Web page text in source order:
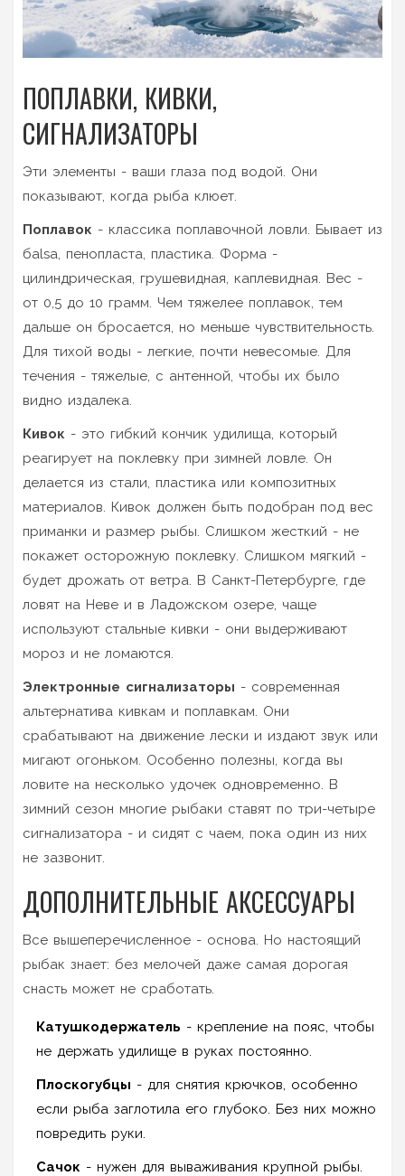
ПОПЛАВКИ, КИВКИ,
СИГНАЛИЗАТОРЫ
Эти элементы - ваши глаза под водой. Они
показывают, когда рыба клюет.
Поплавок - классика поплавочной ловли. Бывает из
бalsa, пенопласта, пластика. Форма -
цилиндрическая, грушевидная, каплевидная. Вес -
от 0,5 до 10 грамм. Чем тяжелее поплавок, тем
дальше он бросается, но меньше чувствительность.
Для тихой воды - легкие, почти невесомые. Для
течения - тяжелые, с антенной, чтобы их было
видно издалека.
Кивок - это гибкий кончик удилища, который
реагирует на поклевку при зимней ловле. Он
делается из стали, пластика или композитных
материалов. Кивок должен быть подобран под вес
приманки и размер рыбы. Слишком жесткий - не
покажет осторожную поклевку. Слишком мягкий -
будет дрожать от ветра. В Санкт-Петербурге, где
ловят на Неве и в Ладожском озере, чаще
используют стальные кивки - они выдерживают
мороз и не ломаются.
Электронные сигнализаторы - современная
альтернатива кивкам и поплавкам. Они
срабатывают на движение лески и издают звук или
мигают огоньком. Особенно полезны, когда вы
ловите на несколько удочек одновременно. В
зимний сезон многие рыбаки ставят по три-четыре
сигнализатора - и сидят с чаем, пока один из них
не зазвонит.
ДОПОЛНИТЕЛЬНЫЕ АКСЕССУАРЫ
Все вышеперечисленное - основа. Но настоящий
рыбак знает: без мелочей даже самая дорогая
снасть может не сработать.
Катушкодержатель - крепление на пояс, чтобы
не держать удилище в руках постоянно.
Плоскогубцы - для снятия крючков, особенно
если рыба заглотила его глубоко. Без них можно
повредить руки.
Сачок - нужен для вываживания крупной рыбы.